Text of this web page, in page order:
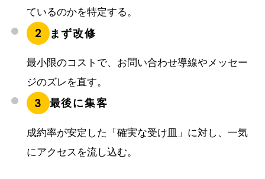
ているのかを特定する。
2 まず改修
最小限のコストで、お問い合わせ導線やメッセー
ジのズレを直す。
3 最後に集客
成約率が安定した「確実な受け皿」に対し、一気
にアクセスを流し込む。